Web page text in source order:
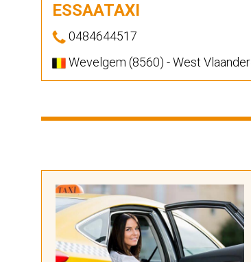
ESSAATAXI
0484644517
Wevelgem (8560) - West